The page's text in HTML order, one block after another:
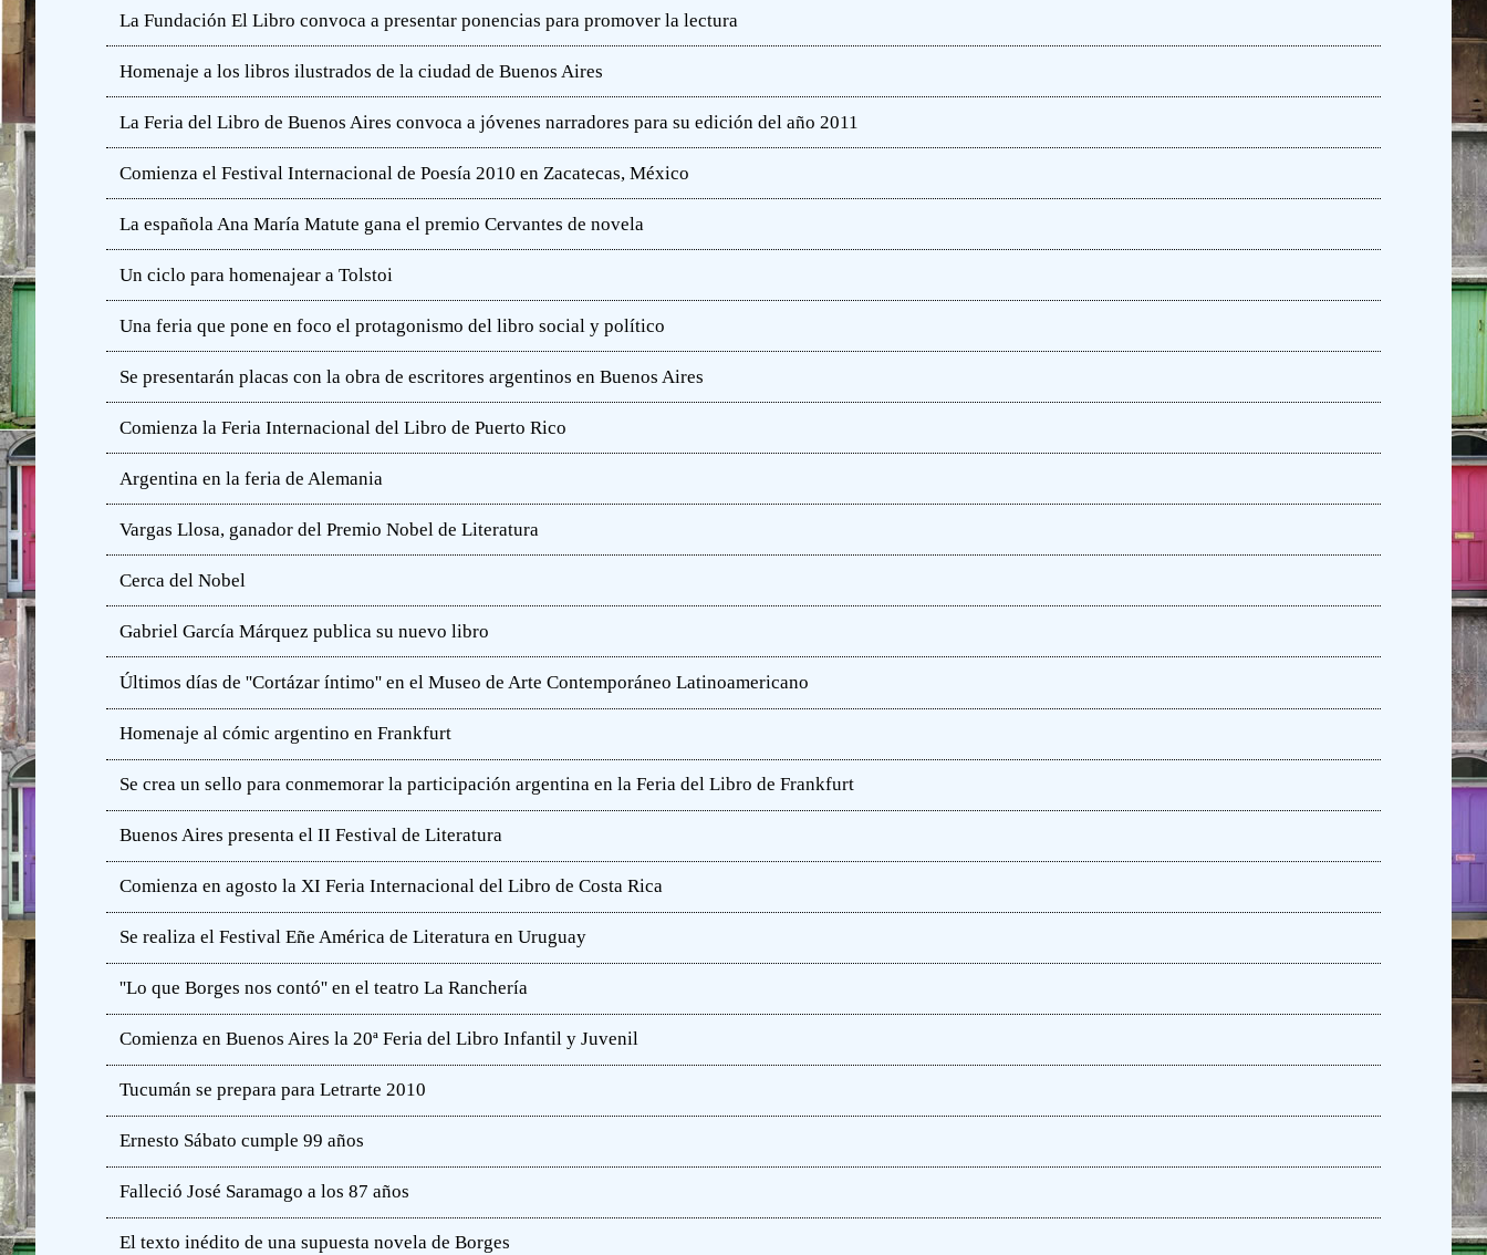
La Fundación El Libro convoca a presentar ponencias para promover la lectura
Homenaje a los libros ilustrados de la ciudad de Buenos Aires
La Feria del Libro de Buenos Aires convoca a jóvenes narradores para su edición del año 2011
Comienza el Festival Internacional de Poesía 2010 en Zacatecas, México
La española Ana María Matute gana el premio Cervantes de novela
Un ciclo para homenajear a Tolstoi
Una feria que pone en foco el protagonismo del libro social y político
Se presentarán placas con la obra de escritores argentinos en Buenos Aires
Comienza la Feria Internacional del Libro de Puerto Rico
Argentina en la feria de Alemania
Vargas Llosa, ganador del Premio Nobel de Literatura
Cerca del Nobel
Gabriel García Márquez publica su nuevo libro
Últimos días de ''Cortázar íntimo'' en el Museo de Arte Contemporáneo Latinoamericano
Homenaje al cómic argentino en Frankfurt
Se crea un sello para conmemorar la participación argentina en la Feria del Libro de Frankfurt
Buenos Aires presenta el II Festival de Literatura
Comienza en agosto la XI Feria Internacional del Libro de Costa Rica
Se realiza el Festival Eñe América de Literatura en Uruguay
''Lo que Borges nos contó'' en el teatro La Ranchería
Comienza en Buenos Aires la 20ª Feria del Libro Infantil y Juvenil
Tucumán se prepara para Letrarte 2010
Ernesto Sábato cumple 99 años
Falleció José Saramago a los 87 años
El texto inédito de una supuesta novela de Borges